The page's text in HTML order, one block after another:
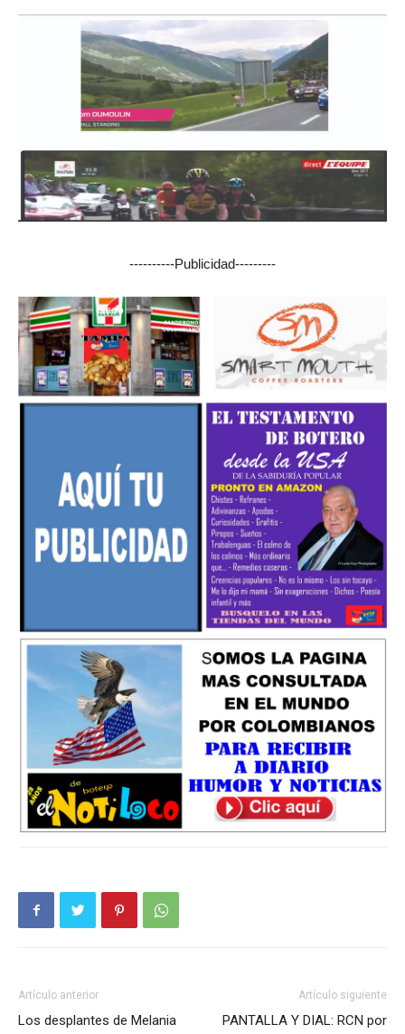
----------Publicidad---------
Artículo anterior
Los desplantes de Melania
Artículo siguiente
PANTALLA Y DIAL: RCN por